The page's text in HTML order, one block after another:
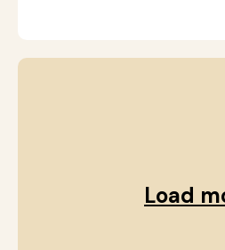
Load